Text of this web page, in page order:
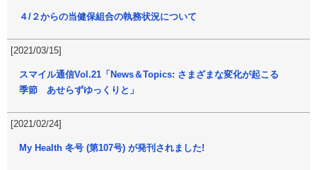
４/２からの当健保組合の執務状況について
[2021/03/15]
スマイル通信Vol.21「News＆Topics: さまざまな変化が起こる
季節 あせらずゆっくりと」
[2021/02/24]
My Health 冬号 (第107号) が発刊されました!